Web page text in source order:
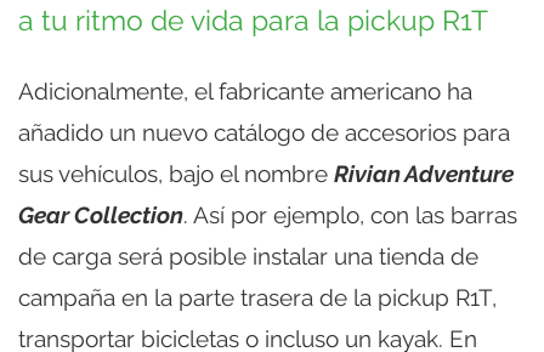
a tu ritmo de vida para la pickup R1T
Adicionalmente, el fabricante americano ha
añadido un nuevo catálogo de accesorios para
sus vehículos, bajo el nombre Rivian Adventure
Gear Collection. Así por ejemplo, con las barras
de carga será posible instalar una tienda de
campaña en la parte trasera de la pickup R1T,
transportar bicicletas o incluso un kayak. En